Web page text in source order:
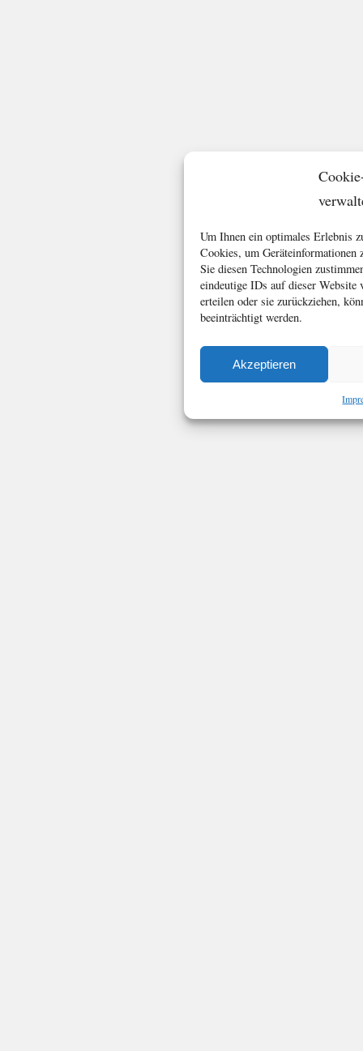
Um Ihnen ein optimales Erlebnis
Cookies, um Geräteinformationen
Sie diesen Technologien
eindeutige IDs auf dieser
erteilen oder sie zurückziehen,
beeinträchtigt werden.
Akzeptieren